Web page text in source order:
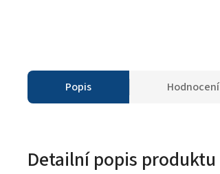
Popis Hodnocení
Detailní popis produktu